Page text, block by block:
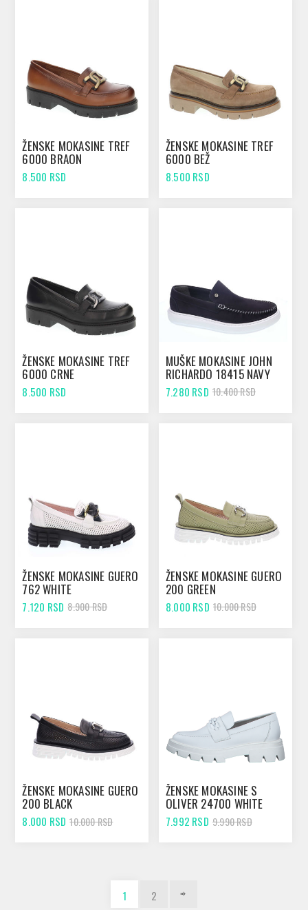
ŽENSKE MOKASINE TREF
6000 BRAON
8.500 RSD
ŽENSKE MOKASINE TREF
6000 BEŽ
8.500 RSD
ŽENSKE MOKASINE TREF
6000 CRNE
8.500 RSD
MUŠKE MOKASINE JOHN
RICHARDO 18415 NAVY
7.280 RSD 10.400 RSD
ŽENSKE MOKASINE GUERO
762 WHITE
7.120 RSD 8.900 RSD
ŽENSKE MOKASINE GUERO
200 GREEN
8.000 RSD 10.000 RSD
ŽENSKE MOKASINE GUERO
200 BLACK
8.000 RSD 10.000 RSD
ŽENSKE MOKASINE S
OLIVER 24700 WHITE
7.992 RSD 9.990 RSD
1 2